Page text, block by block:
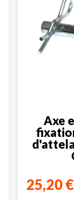
Axe
25,20